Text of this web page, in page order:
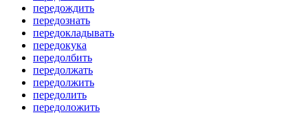
передождить
передознать
передокладывать
передокука
передолбить
передолжать
передолжить
передолить
передоложить